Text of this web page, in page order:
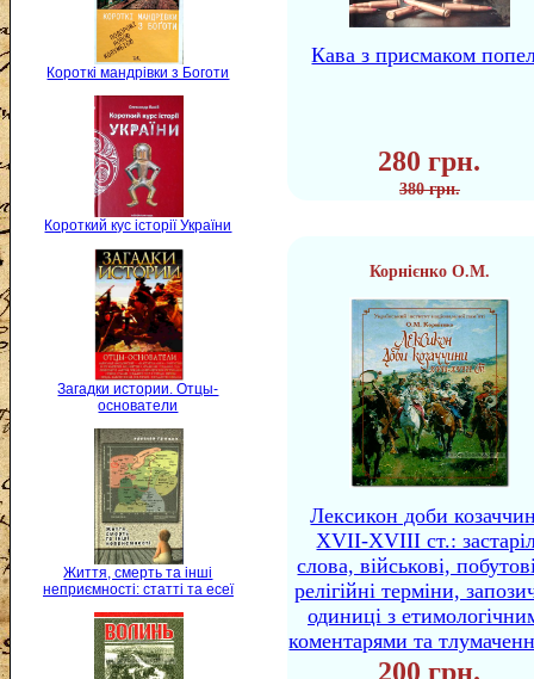
Короткі мандрівки з Боготи
Короткий кус історії України
Загадки истории. Отцы-
основатели
Життя, смерть та інші
неприємності: статті та есеї
Кава з присмаком
280 грн.
380 грн.
Корнієнко О.М.
Лексикон доби
XVII-XVIII ст.:
слова, військові,
релігійні терміни,
одиниці з
коментарями та
200 грн.